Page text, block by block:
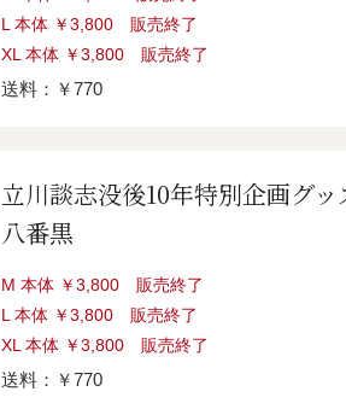
L 本体 ￥3,800 販売終了
XL 本体 ￥3,800 販売終了
送料：￥770
立川談志没後10年特別企画グ
八番黒
M 本体 ￥3,800 販売終了
L 本体 ￥3,800 販売終了
XL 本体 ￥3,800 販売終了
送料：￥770